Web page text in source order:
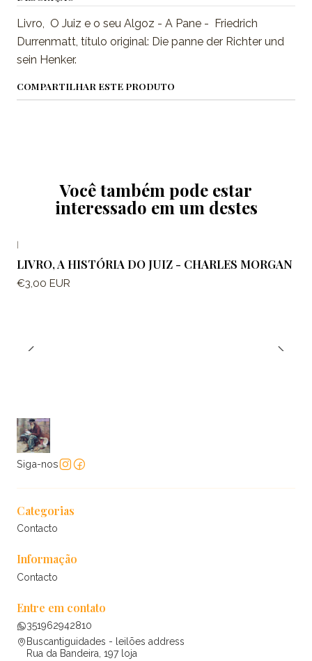
Livro, O Juiz e o seu Algoz - A Pane - Friedrich
Durrenmatt, título original: Die panne der Richter und
sein Henker.
COMPARTILHAR ESTE PRODUTO
Você também pode estar
interessado em um destes
|
LIVRO, A HISTÓRIA DO JUIZ - CHARLES MORGAN
€3,00 EUR
Siga-nos
Categorias
Contacto
Informação
Contacto
Entre em contato
351962942810
Buscantiguidades - leilões address
Rua da Bandeira, 197 loja